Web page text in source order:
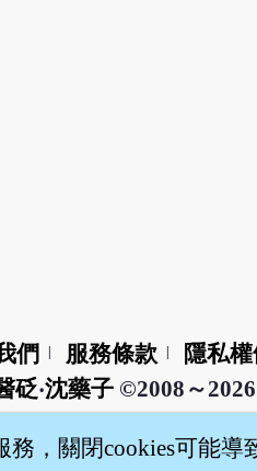
們 服務條款 隱私
砭‧沈藥子©2008～2026
，關閉cookies可能導